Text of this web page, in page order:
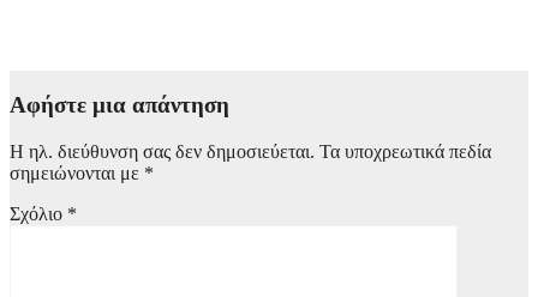
Αφήστε μια απάντηση
Η ηλ. διεύθυνση σας δεν δημοσιεύεται. Τα υποχρεωτικά πεδία
σημειώνονται με *
Σχόλιο *